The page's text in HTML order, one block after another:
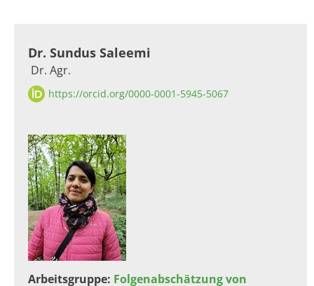
​​​​​​​Dr. ​Sundus Saleemi
​ Dr. Agr.​
https://orcid.org/0000-0001-5945-5067​​
Arbeitsgruppe: ​ Folgenabschätzung von